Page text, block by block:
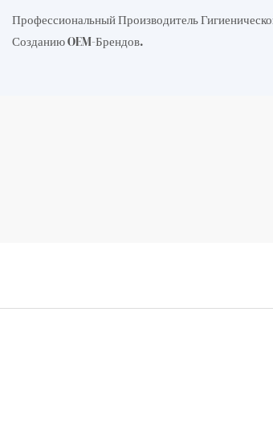
Профессиональный Производитель
Созданию OEM-Брендов.